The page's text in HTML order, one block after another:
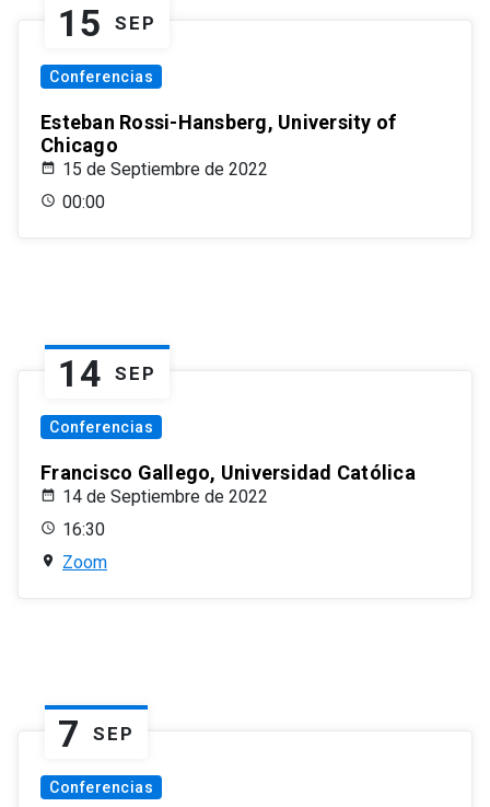
15 SEP
Conferencias
Esteban Rossi-Hansberg, University of
Chicago
15 de Septiembre de 2022
00:00
14 SEP
Conferencias
Francisco Gallego, Universidad Católica
14 de Septiembre de 2022
16:30
Zoom
7 SEP
Conferencias